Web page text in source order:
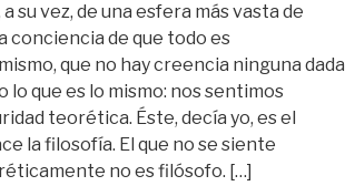
su vez, de una esfera más vasta de
conciencia de que todo es
que no hay creencia ninguna dada
lo que es lo mismo: nos sentimos
teorética. Éste, decía yo, es el
la filosofía. El que no se siente
no es filósofo. […]